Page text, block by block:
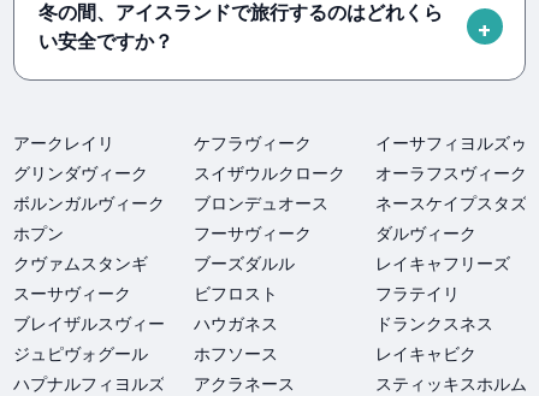
冬の間、アイスランドで旅行するのはどれくら
い安全ですか？
アークレイリ ケフラヴィーク
イーサフィヨルズゥ
グリンダヴィーク
スイザウルクロークル
オーラフスヴィーク
ボルンガルヴィーク
ブロンデュオース
ネースケイプスタズ
ホプン
フーサヴィーク
ダルヴィーク
クヴァムスタンギ
ブーズダルル
レイキャフリーズ
スーサヴィーク
ビフロスト
フラテイリ
ブレイザルスヴィーク
ハウガネス
ドランクスネス
ジュピヴォグール
ホフソース
レイキャビク
ハプナルフィヨルズル
アクラネース
スティッキスホルム